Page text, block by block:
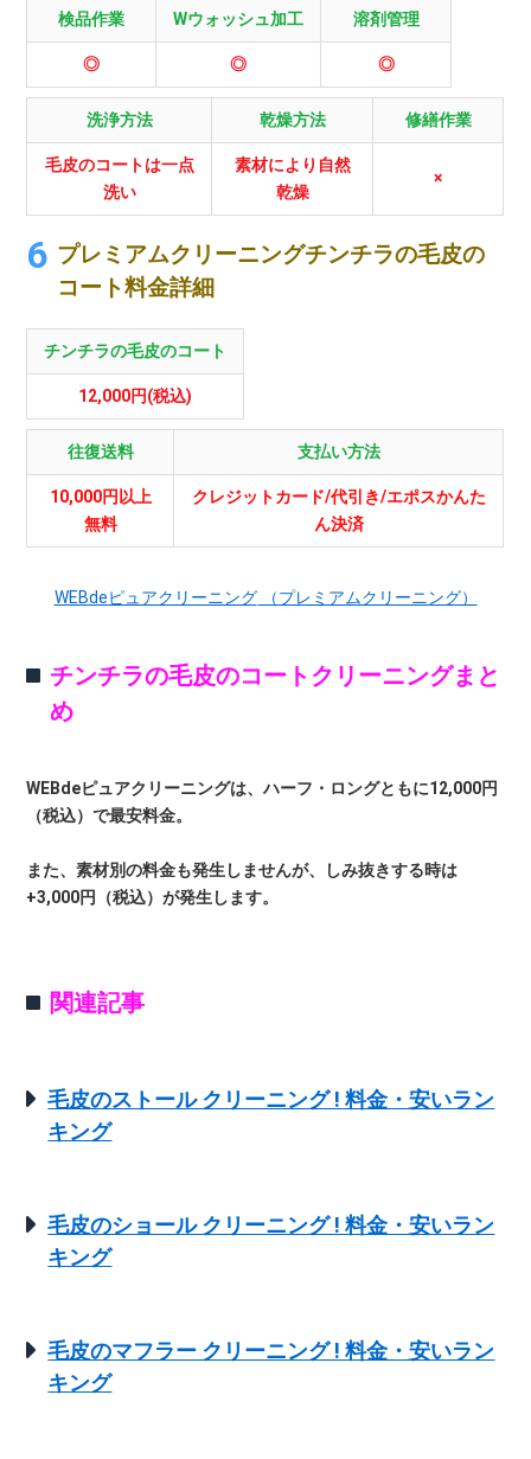
検品作業 Wウォッシュ加工 溶剤管理
◎ ◎ ◎
洗浄方法 乾燥方法 修繕作業
毛皮のコートは一点
洗い
素材により自然
乾燥
×
プレミアムクリーニングチンチラの毛皮の
コート料金詳細
チンチラの毛皮のコート
12,000円(税込)
往復送料 支払い方法
10,000円以上
無料
クレジットカード/代引き/エポスかんた
ん決済
WEBdeピュアクリーニング （プレミアムクリーニング）
チンチラの毛皮のコートクリーニングまと
め
WEBdeピュアクリーニングは、ハーフ・ロングともに12,000円
（税込）で最安料金。
また、素材別の料金も発生しませんが、しみ抜きする時は
+3,000円（税込）が発生します。
関連記事
毛皮のストール クリーニング ! 料金・安いラン
キング
毛皮のショール クリーニング ! 料金・安いラン
キング
毛皮のマフラー クリーニング ! 料金・安いラン
キング